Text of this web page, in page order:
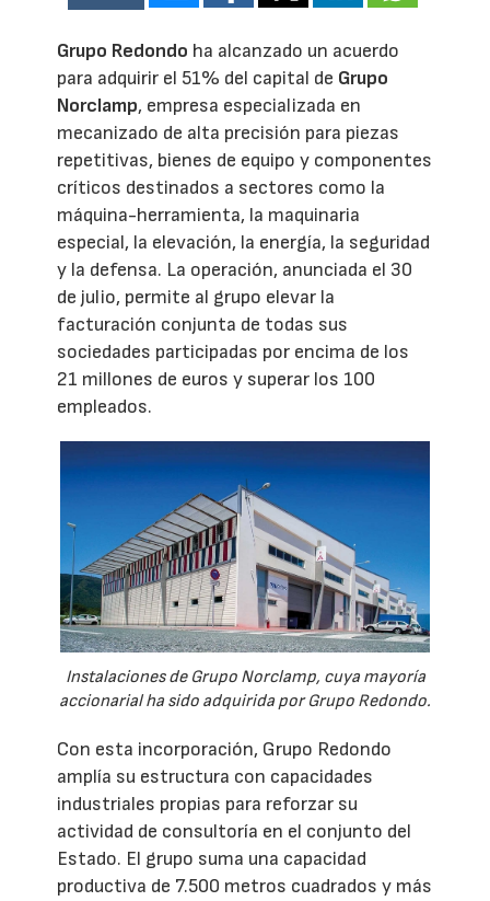
Grupo Redondo ha alcanzado un acuerdo
para adquirir el 51% del capital de Grupo
Norclamp, empresa especializada en
mecanizado de alta precisión para piezas
repetitivas, bienes de equipo y componentes
críticos destinados a sectores como la
máquina-herramienta, la maquinaria
especial, la elevación, la energía, la seguridad
y la defensa. La operación, anunciada el 30
de julio, permite al grupo elevar la
facturación conjunta de todas sus
sociedades participadas por encima de los
21 millones de euros y superar los 100
empleados.
Instalaciones de Grupo Norclamp, cuya mayoría
accionarial ha sido adquirida por Grupo Redondo.
Con esta incorporación, Grupo Redondo
amplía su estructura con capacidades
industriales propias para reforzar su
actividad de consultoría en el conjunto del
Estado. El grupo suma una capacidad
productiva de 7.500 metros cuadrados y más